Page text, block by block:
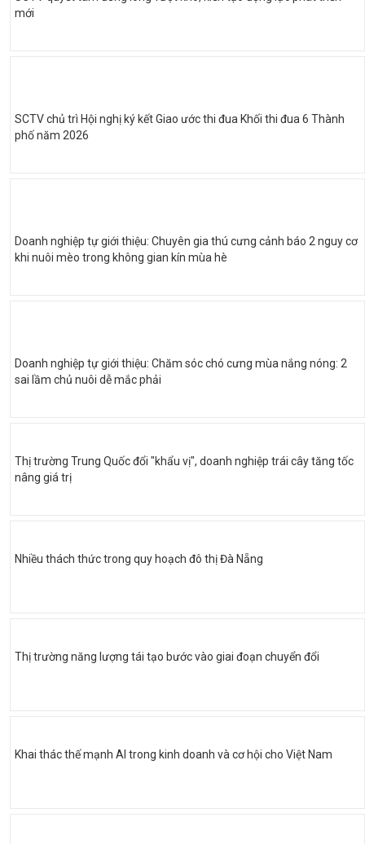
mới
SCTV chủ trì Hội nghị ký kết Giao ước thi đua Khối thi đua 6 Thành
phố năm 2026
Doanh nghiệp tự giới thiệu: Chuyên gia thú cưng cảnh báo 2 nguy cơ
khi nuôi mèo trong không gian kín mùa hè
Doanh nghiệp tự giới thiệu: Chăm sóc chó cưng mùa nắng nóng: 2
sai lầm chủ nuôi dễ mắc phải
Thị trường Trung Quốc đổi "khẩu vị", doanh nghiệp trái cây tăng tốc
nâng giá trị
Nhiều thách thức trong quy hoạch đô thị Đà Nẵng
Thị trường năng lượng tái tạo bước vào giai đoạn chuyển đổi
Khai thác thế mạnh AI trong kinh doanh và cơ hội cho Việt Nam